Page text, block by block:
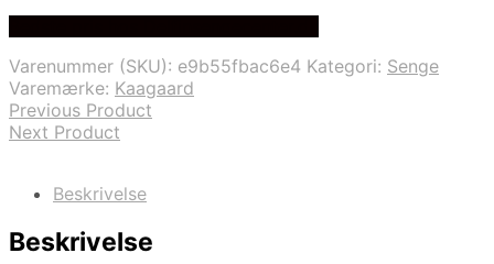
Varenummer (SKU): e9b55fbac6e4 Kategori: Senge
Varemærke: Kaagaard
Previous Product
Next Product
Beskrivelse
Beskrivelse